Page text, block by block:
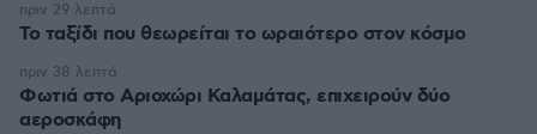
Το ταξίδι που θεωρείται το ωραιότερο στον κόσμο
πριν 29 λεπτά
Φωτιά στο Αριοχώρι Καλαμάτας, επιχειρούν δύο
αεροσκάφη
πριν 38 λεπτά